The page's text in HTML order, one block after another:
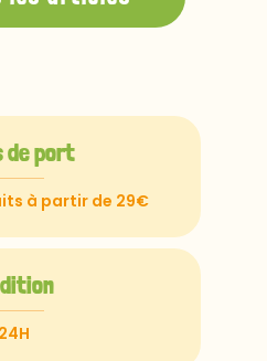
de port
à partir de 29€